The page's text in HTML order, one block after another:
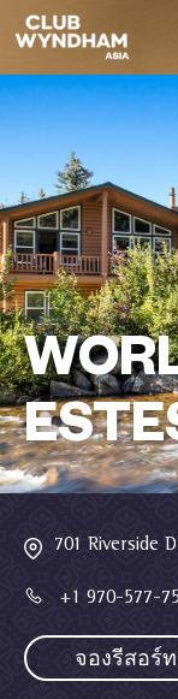
701 Riverside
+1 970-577-
จองรีสอร์